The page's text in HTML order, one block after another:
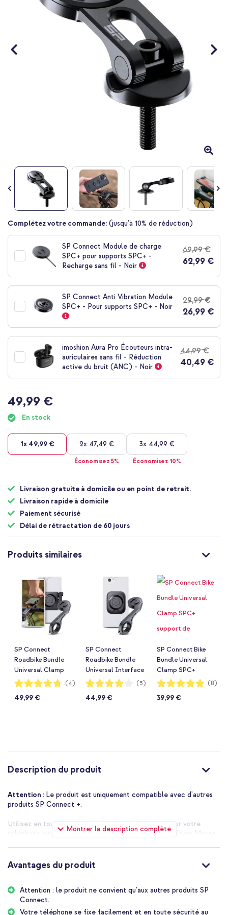
Passer
de
Complétez votre commande: (jusqu'à 10% de réduction)
SP Connect Module de charge
SPC+ pour supports SPC+ -
Recharge sans fil - Noir
69,99 €
62,99 €
SP Connect Anti Vibration Module
SPC+ - Pour supports SPC+ - Noir
29,99 €
26,99 €
imoshion Aura Pro Écouteurs intra-
auriculaires sans fil - Réduction
active du bruit (ANC) - Noir
44,99 €
40,49 €
49,99 €
En stock
1x 49,99 € 2x 47,49 €
Économisez 5%
3x 44,99 €
Économisez 10%
Livraison gratuite à domicile ou en point de retrait.
Livraison rapide à domicile
Paiement sécurisé
Délai de rétractation de 60 jours
Produits similaires
SP Connect
Roadbike Bundle
Universal Clamp
SPC+ support de
- Noir
Notation:
95%
(4)
49,99 €
SP Connect
Roadbike Bundle
Universal Interface
SPC+ support de
- Adaptateur pour
Notation:
80%
(5)
44,99 €
SP Connect Bike
Bundle Universal
Clamp SPC+
support de
avec pince - Noir
Notation:
98%
(8)
39,99 €
Description du produit
Montrer la description complète
Attention : Le produit est uniquement compatible avec d'autres
produits SP Connect +.
Utilisez en toute sécurité la fonction de navigation sur votre
téléphone pendant que vous faites du vélo grâce au Stem Mount
rotation des produits SP Connect, vous permettant ainsi de fixer
facilement votre smartphone sur le support. Le support est
sur la potence de votre vélo.
Mécanisme de verrouillage par rotation
Avantages du produit
Attention : le produit ne convient qu'aux autres produits SP
Connect.
Votre téléphone se fixe facilement et en toute sécurité au